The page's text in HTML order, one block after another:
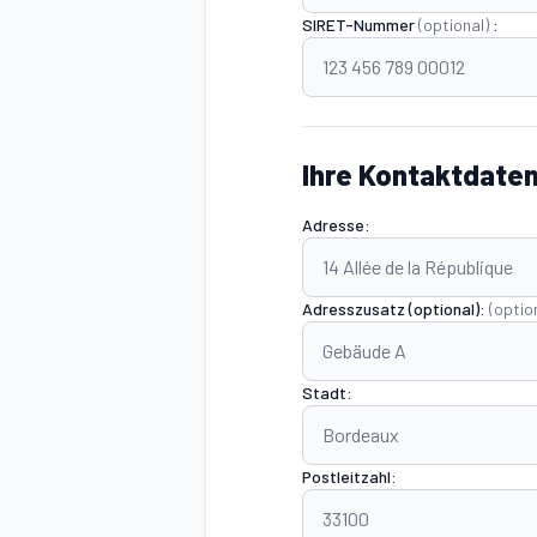
SIRET-Nummer(optional) :
Ihre Kontaktdaten
Adresse:
Adresszusatz (optional):
Stadt:
Postleitzahl: